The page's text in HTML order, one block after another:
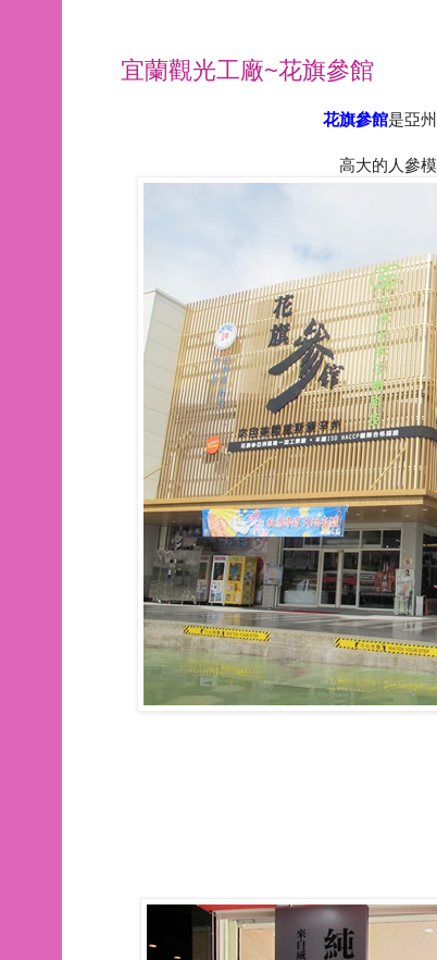
宜蘭觀光工廠~花旗參館
花旗參館是亞
高大的人參